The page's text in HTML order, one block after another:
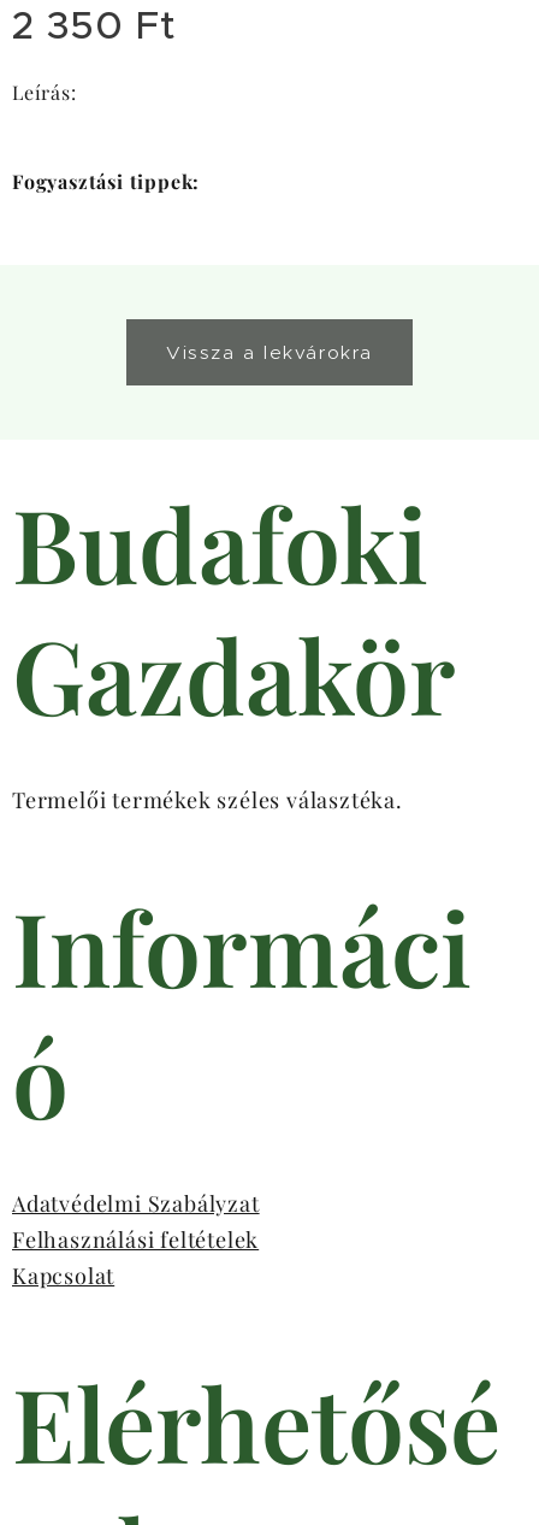
2 350 Ft
Leírás:
Fogyasztási tippek:
Vissza a lekvárokra
Budafoki
Gazdakör
Termelői termékek széles választéka.
Informáci
ó
Adatvédelmi Szabályzat
Felhasználási feltételek
Kapcsolat
Elérhetősé